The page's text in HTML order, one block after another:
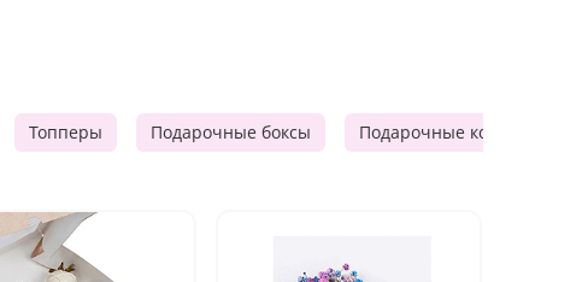
Топперы Подарочные боксы Подарочные корзины